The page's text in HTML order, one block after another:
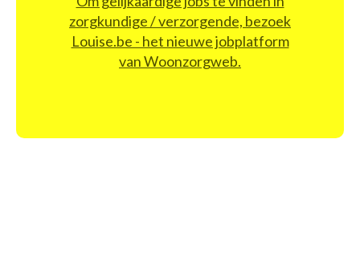
zorgkundige / verzorgende, bezoek
Louise.be - het nieuwe jobplatform
van Woonzorgweb.